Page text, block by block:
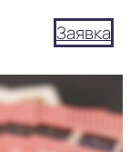
Заявка